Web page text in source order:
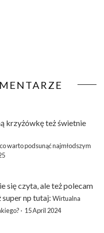
krzyżówkęteż świetnie
warto podsunąć najmłodszym
się czyta, ale też polecam
np tutaj: Wirtualna
· 15 April 2024